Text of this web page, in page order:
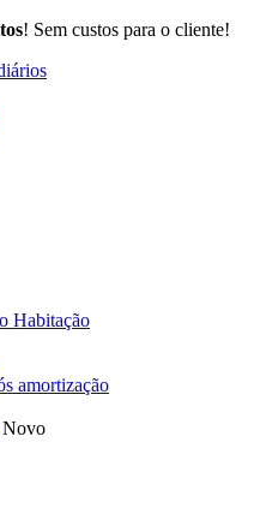
! Sem custos para o cliente!
Habitação
amortização
Novo